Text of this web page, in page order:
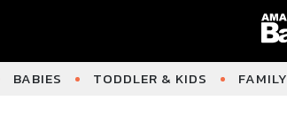
BABIES TODDLER & KIDS FAMILY